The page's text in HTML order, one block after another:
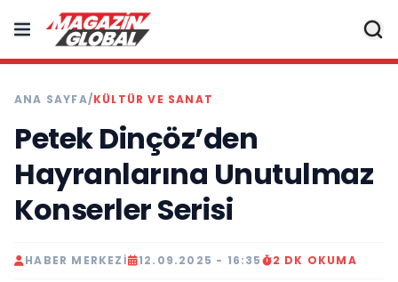
ANA SAYFA/KÜLTÜR VE SANAT
Petek Dinçöz’den
Hayranlarına Unutulmaz
Konserler Serisi
HABER MERKEZI 12.09.2025 - 16:35 2 DK OKUMA